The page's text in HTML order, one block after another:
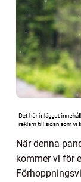
När denna
kommer vi för